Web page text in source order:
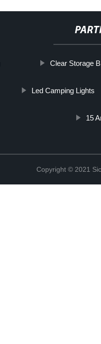
Clear Storage
Led Camping Lights
15
Copyright © 2021